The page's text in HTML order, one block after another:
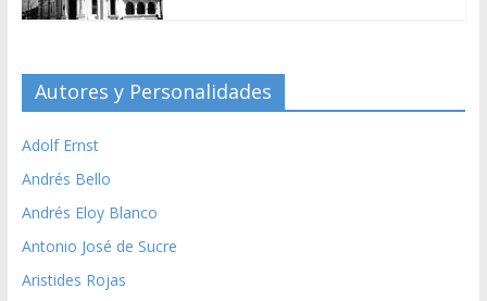
Autores y Personalidades
Adolf Ernst
Andrés Bello
Andrés Eloy Blanco
Antonio José de Sucre
Aristides Rojas